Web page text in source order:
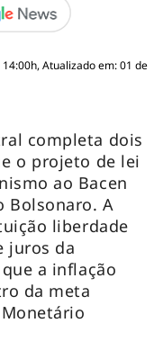
Atualizado em: 01 de
completa dois
o projeto de lei
ao Bacen
Bolsonaro. A
liberdade
juros da
a inflação
da meta